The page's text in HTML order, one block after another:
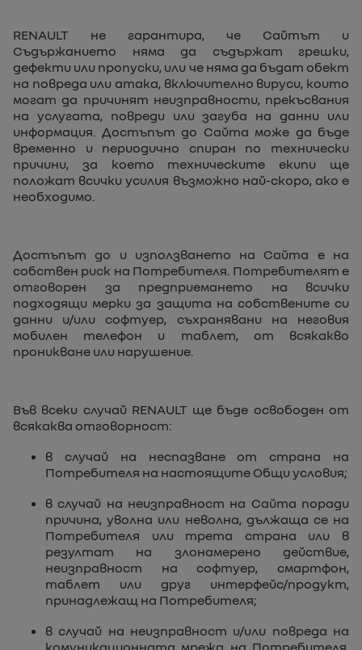
RENAULT не гарантира, че Сайтът и
Съдържанието няма да съдържат грешки,
дефекти или пропуски, или че няма да бъдат обект
на повреда или атака, включително вируси, които
могат да причинят неизправности, прекъсвания
на услугата, повреди или загуба на данни или
информация. Достъпът до Сайта може да бъде
временно и периодично спиран по технически
причини, за което техническите екипи ще
положат всички усилия възможно най-скоро, ако е
необходимо.
Достъпът до и използването на Сайта е на
собствен риск на Потребителя. Потребителят е
отговорен за предприемането на всички
подходящи мерки за защита на собствените си
данни и/или софтуер, съхранявани на неговия
мобилен телефон и таблет, от всякакво
проникване или нарушение.
Във всеки случай RENAULT ще бъде освободен от
всякаква отговорност:
в случай на неспазване от страна на
Потребителя на настоящите Общи условия;
в случай на неизправност на Сайта поради
причина, уволна или неволна, дължаща се на
Потребителя или трета страна или в
резултат на злонамерено действие,
неизправност на софтуер, смартфон,
таблет или друг интерфейс/продукт,
принадлежащ на Потребителя;
в случай на неизправност и/или повреда на
комуникационната мрежа на Потребителя,